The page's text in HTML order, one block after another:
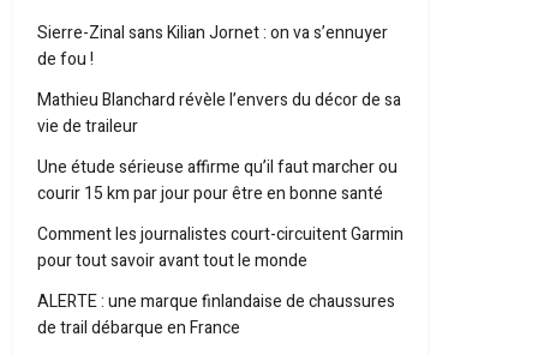
Sierre-Zinal sans Kilian Jornet : on va s’ennuyer
de fou !
Mathieu Blanchard révèle l’envers du décor de sa
vie de traileur
Une étude sérieuse affirme qu’il faut marcher ou
courir 15 km par jour pour être en bonne santé
Comment les journalistes court-circuitent Garmin
pour tout savoir avant tout le monde
ALERTE : une marque finlandaise de chaussures
de trail débarque en France